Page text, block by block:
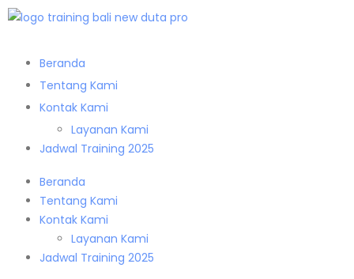
Beranda
Tentang Kami
Kontak Kami
Layanan Kami
Jadwal Training 2025
Beranda
Tentang Kami
Kontak Kami
Layanan Kami
Jadwal Training 2025